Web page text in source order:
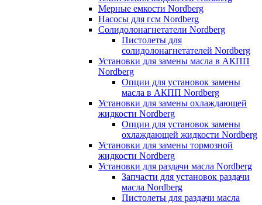
Мерные емкости Nordberg
Насосы для гсм Nordberg
Солидолонагнетатели Nordberg
Пистолеты для
солидолонагнетателей Nordberg
Установки для замены масла в АКПП
Nordberg
Опции для установок замены
масла в АКПП Nordberg
Установки для замены охлаждающей
жидкости Nordberg
Опции для установок замены
охлаждающей жидкости Nordberg
Установки для замены тормозной
жидкости Nordberg
Установки для раздачи масла Nordberg
Запчасти для установок раздачи
масла Nordberg
Пистолеты для раздачи масла